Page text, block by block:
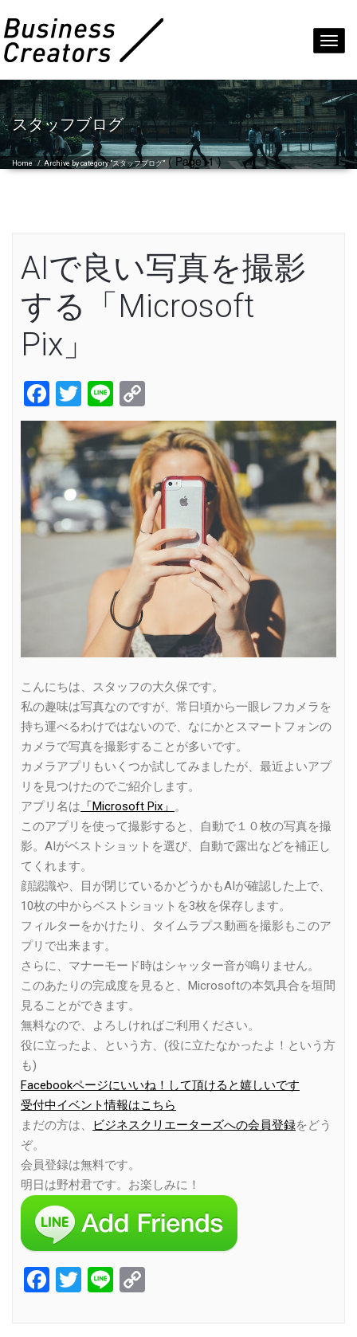
スタッフブログ
Home /Archive by category "スタッフブログ"( Page11 )
AIで良い写真を撮影
する「Microsoft
Pix」
Facebook
Twitter
Line
Link
こんにちは、スタッフの大久保です。
私の趣味は写真なのですが、常日頃から一眼レフカメラを
持ち運べるわけではないので、なにかとスマートフォンの
カメラで写真を撮影することが多いです。
カメラアプリもいくつか試してみましたが、最近よいアプ
リを見つけたのでご紹介します。
アプリ名は 「Microsoft Pix」 。
このアプリを使って撮影すると、自動で１０枚の写真を撮
影。AIがベストショットを選び、自動で露出などを補正し
てくれます。
顔認識や、目が閉じているかどうかもAIが確認した上で、
10枚の中からベストショットを3枚を保存します。
フィルターをかけたり、タイムラプス動画を撮影もこのア
プリで出来ます。
さらに、マナーモード時はシャッター音が鳴りません。
このあたりの完成度を見ると、Microsoftの本気具合を垣間
見ることができます。
無料なので、よろしければご利用ください。
役に立ったよ、という方、(役に立たなかったよ！という方
も)
Facebookページにいいね！して頂けると嬉しいです
受付中イベント情報はこちら
まだの方は、
ビジネスクリエーターズへの会員登録をどう
ぞ。
会員登録は無料です。
明日は野村君です。お楽しみに！
Facebook
Twitter
Line